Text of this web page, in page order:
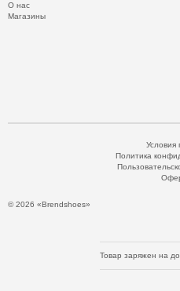
О нас
Магазины
© 2026 «Brendshoes»
Условия
Политика
Товар заряжен на